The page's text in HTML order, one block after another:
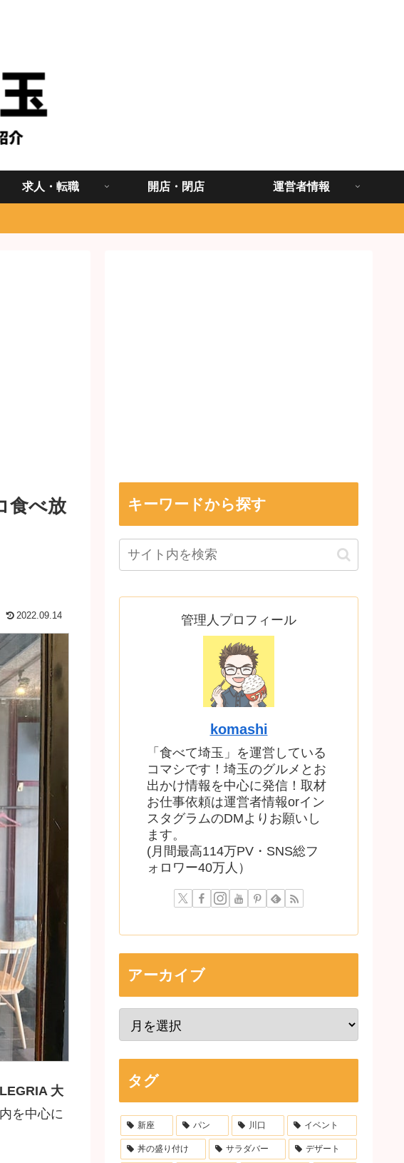
求人・転職 開店・閉店 運営者情報
食べ放
2022.09.14
大
を中心に
キーワードから探す
管理人プロフィール
komashi
「食べて埼玉」を運営している
コマシです！埼玉のグルメとお
出かけ情報を中心に発信！取材
お仕事依頼は運営者情報orイン
スタグラムのDMよりお願いし
ます。
(月間最高114万PV・SNS総フ
ォロワー40万人）
アーカイブ
タグ
新座 パン 川口 イベント
丼の盛り付け サラダバー デザート